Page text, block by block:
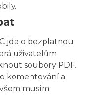
jde o bezplatnou
uživatelům
soubory PDF.
komentování a
musím